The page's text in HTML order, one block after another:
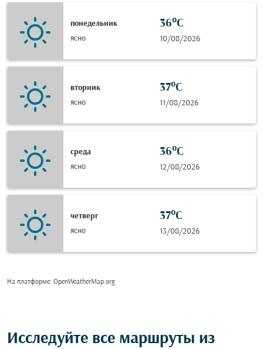
понедельник
ясно
36°C
10/08/2026
вторник
ясно
37°C
11/08/2026
среда
ясно
36°C
12/08/2026
четверг
ясно
37°C
13/08/2026
На платформе: OpenWeatherMap.org
Исследуйте все маршруты из